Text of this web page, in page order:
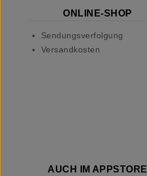
ONLINE-SHOP
Sendungsverfolgung
Versandkosten
AUCH IM APPSTORE